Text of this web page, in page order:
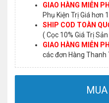
GIAO HÀNG MIỄN PHÍ
Phụ Kiện Trị Giá hơn
SHIP COD TOÀN
( Cọc 10% Giá Trị
GIAO HÀNG MIỄN PHÍ
các đơn Hàng Thanh